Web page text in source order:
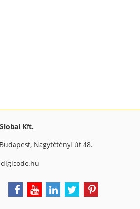
Kft.
Nagytétényi út 48.